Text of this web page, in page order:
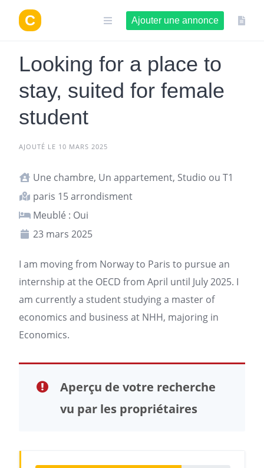
contenu
Ajouter une annonce
Looking for a place to
stay, suited for female
student
AJOUTÉ LE 10 MARS 2025
Une chambre, Un appartement, Studio ou T1
paris 15 arrondisment
Meublé : Oui
23 mars 2025
I am moving from Norway to Paris to pursue an
internship at the OECD from April until July 2025. I
am currently a student studying a master of
economics and business at NHH, majoring in
Economics.
Aperçu de votre recherche
vu par les propriétaires